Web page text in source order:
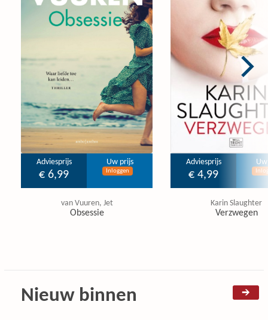
Adviesprijs
€ 6,99
Uw prijs
Inloggen
van Vuuren, Jet
Obsessie
Adviesprijs
€ 4,99
Karin Slaughter
Verzwegen
Nieuw binnen